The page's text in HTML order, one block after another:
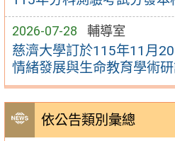
2026-07-28 輔導室
慈濟大學訂於115年11月
情緒發展與生命教育學術研
依公告類別彙總